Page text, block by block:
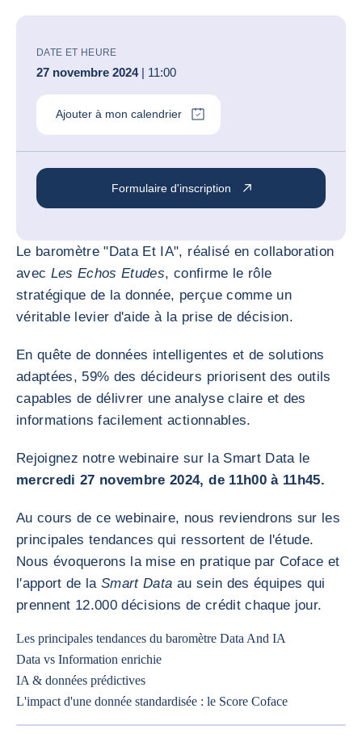
DATE ET HEURE
27 novembre 2024| 11:00
Ajouter à mon calendrier
Formulaire d'inscription
Le baromètre "Data Et IA", réalisé en collaboration
avec Les Echos Etudes, confirme le rôle
stratégique de la donnée, perçue comme un
véritable levier d'aide à la prise de décision.
En quête de données intelligentes et de solutions
adaptées, 59% des décideurs priorisent des outils
capables de délivrer une analyse claire et des
informations facilement actionnables.
Rejoignez notre webinaire sur la Smart Data le
mercredi 27 novembre 2024, de 11h00 à 11h45.
Au cours de ce webinaire, nous reviendrons sur les
principales tendances qui ressortent de l'étude.
Nous évoquerons la mise en pratique par Coface et
l'apport de laSmart Data au sein des équipes qui
prennent 12.000 décisions de crédit chaque jour.
Les principales tendances du baromètre Data And IA
Data vs Information enrichie
IA & données prédictives
L'impact d'une donnée standardisée : le Score Coface
<div class="ibexa_text-field" > Webinaire, 27 novembre à 11h<br